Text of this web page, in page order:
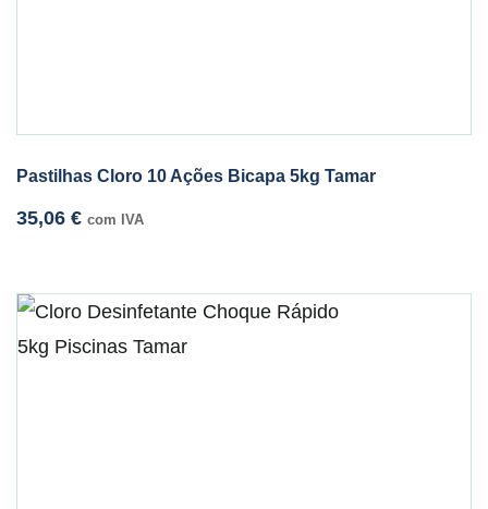
Pastilhas Cloro 10 Ações Bicapa 5kg Tamar
35,06 € com IVA